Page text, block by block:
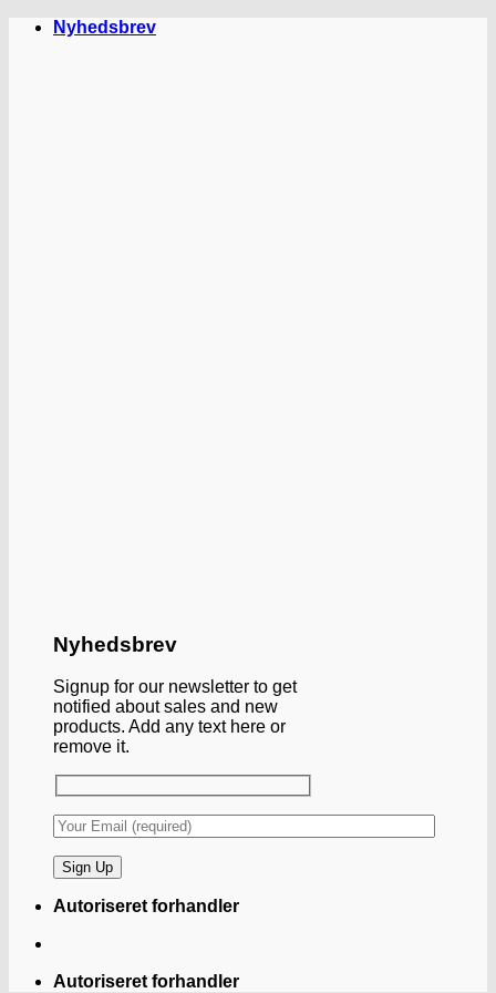
FortsætNyhedsbrev
Nyhedsbrev
Signup for our newsletter to get
notified about sales and new
products. Add any text here or
remove it.
Autoriseret forhandler
Autoriseret forhandler